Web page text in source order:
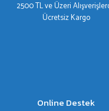
Bu ürüne benzer farklı
2500 TL ve Üzeri
Ücretsiz Kargo
Online Destek